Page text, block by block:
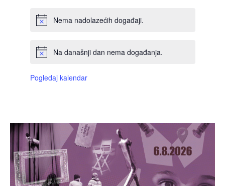
Nema nadolazećih događaji.
Na današnji dan nema događanja.
Pogledaj kalendar